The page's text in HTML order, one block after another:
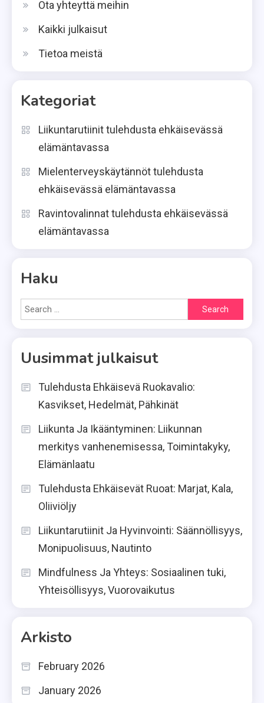
Ota yhteyttä meihin
Kaikki julkaisut
Tietoa meistä
Kategoriat
Liikuntarutiinit tulehdusta ehkäisevässä
elämäntavassa
Mielenterveyskäytännöt tulehdusta
ehkäisevässä elämäntavassa
Ravintovalinnat tulehdusta ehkäisevässä
elämäntavassa
Haku
Search
for:
Uusimmat julkaisut
Tulehdusta Ehkäisevä Ruokavalio:
Kasvikset, Hedelmät, Pähkinät
Liikunta Ja Ikääntyminen: Liikunnan
merkitys vanhenemisessa, Toimintakyky,
Elämänlaatu
Tulehdusta Ehkäisevät Ruoat: Marjat, Kala,
Oliiviöljy
Liikuntarutiinit Ja Hyvinvointi: Säännöllisyys,
Monipuolisuus, Nautinto
Mindfulness Ja Yhteys: Sosiaalinen tuki,
Yhteisöllisyys, Vuorovaikutus
Arkisto
February 2026
January 2026